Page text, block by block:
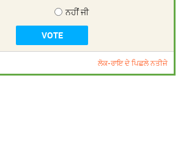
ਨਹੀਂ ਜੀ
ਲੋਕ-ਰਾਇ ਦੇ ਪਿਛਲੇ ਨਤੀਜੇ